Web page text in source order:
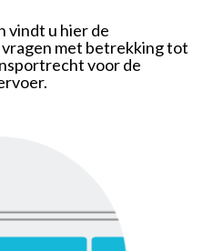
vindt u hier de
met betrekking tot
voor de